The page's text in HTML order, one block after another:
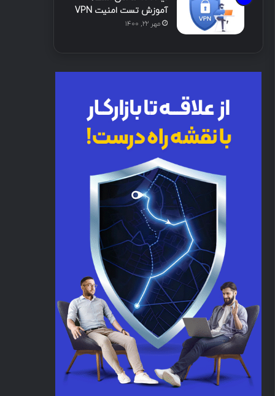
آموزش تست امنیت VPN
مهر ۲۲, ۱۴۰۰